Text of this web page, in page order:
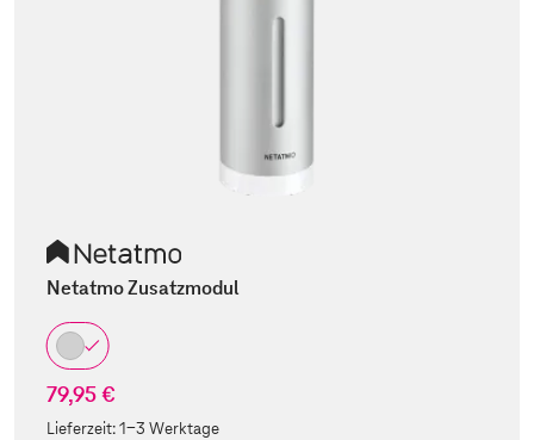
Netatmo Zusatzmodul
79,95 €
Lieferzeit:1-3 Werktage